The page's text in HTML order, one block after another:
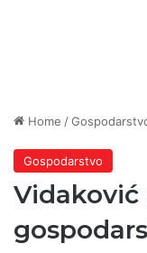
Home /
Gospodarstvo
Vidaković